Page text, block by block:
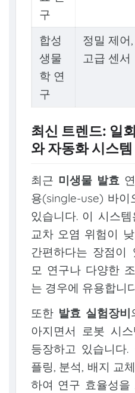
구
합성
생물
학 연
구
정밀 제어,
고급 센서
최신 트렌드: 일
와 자동화 시스템
최근 미생물 발효
용(single-use) 바이
있습니다. 이 시스
교차 오염 위험이
간편하다는 장점이
모 연구나 다양한
는 경우에 유용합니
또한 발효 실험장비
아지면서 로봇 시
등장하고 있습니다
플링, 분석, 배지 교
하여 연구 효율성을